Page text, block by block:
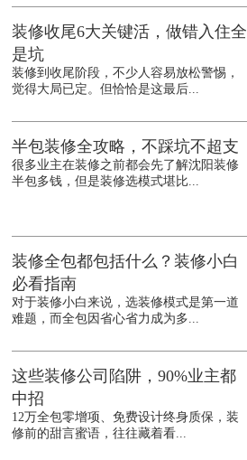
装修收尾6大关键活，做错入住全
是坑
装修到收尾阶段，不少人容易放松警惕，
觉得大局已定。但恰恰是这最后...
半包装修全攻略，不踩坑不超支
很多业主在装修之前都会先了解沈阳装修
半包多钱，但是装修选模式堪比...
装修全包都包括什么？装修小白
必看指南
对于装修小白来说，选装修模式是第一道
难题，而全包因省心省力成为多...
这些装修公司陷阱，90%业主都
中招
12万全包零增项、免费设计终身质保，装
修前的甜言蜜语，往往藏着看...